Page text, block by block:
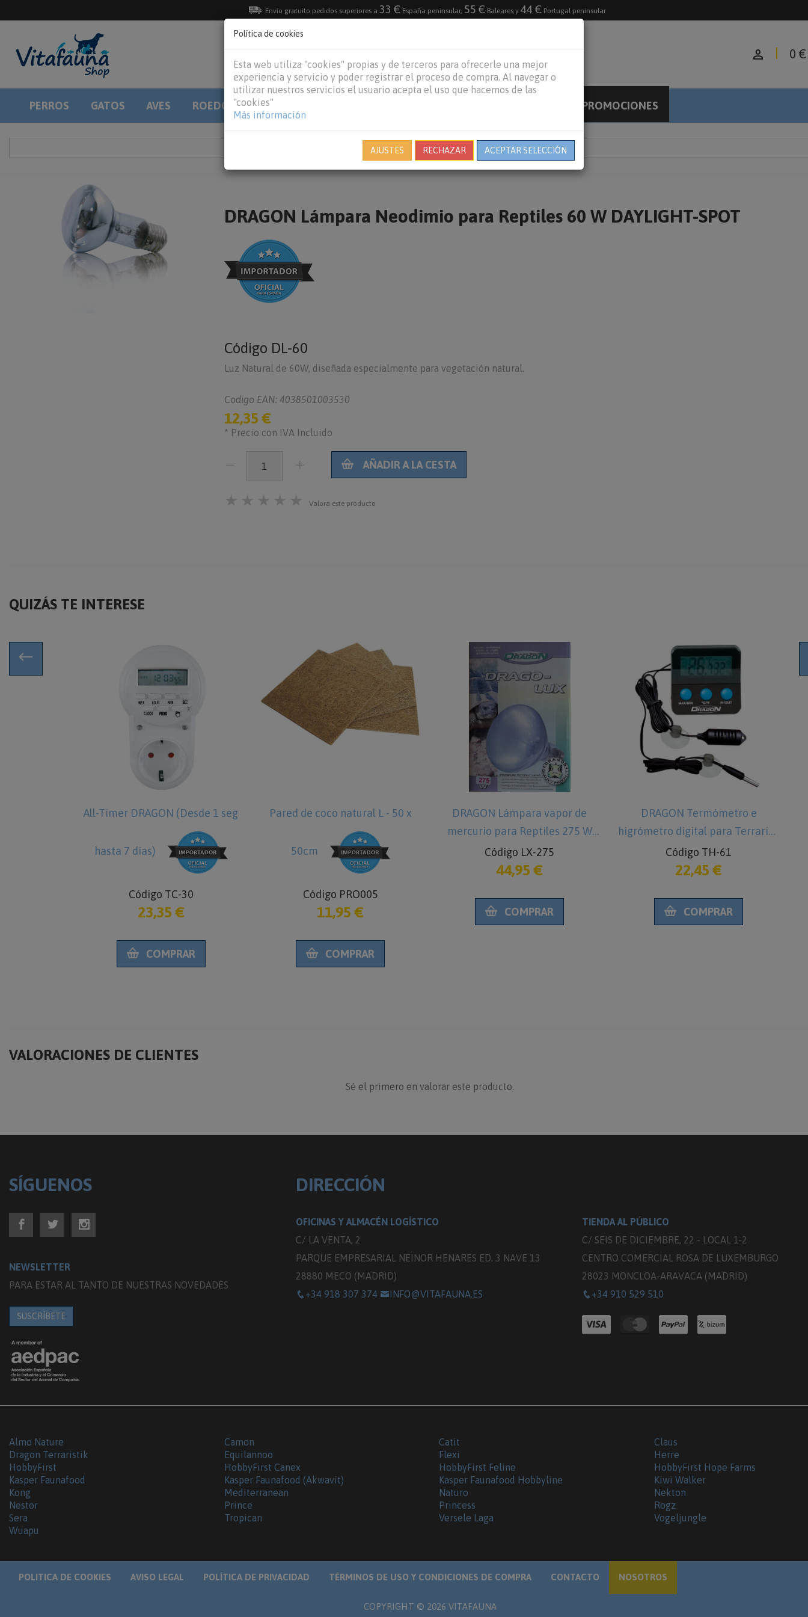
Envío gratuito pedidos superiores a 33 € España peninsular, 55 € Baleares y 44 € Portugal peninsular
DESTACADO
VACACIONES DE VERANO 2026 person 0 €
PERROS GATOS AVES ROEDORES REPTILES PROMOCIONES
DRAGON Lámpara Neodimio para Reptiles 60 W DAYLIGHT-SPOT
Código DL-60
Luz Natural de 60W, diseñada especialmente para vegetación natural.
Codigo EAN: 4038501003530
12,35 €
* Precio con IVA Incluido
AÑADIR A LA CESTA
★ ★ ★ ★ ★ Valora este producto
QUIZÁS TE INTERESE
All-Timer DRAGON (Desde 1 seg
hasta 7 días)
Código TC-30
23,35 €
COMPRAR
Pared de coco natural L - 50 x
50cm
Código PRO005
11,95 €
COMPRAR
DRAGON Lámpara vapor de
mercurio para Reptiles 275 W
Código LX-275
44,95 €
COMPRAR
DRAGON Termómetro e
higrómetro digital para Terrarios
Código TH-61
22,45 €
COMPRAR
VALORACIONES DE CLIENTES
Sé el primero en valorar este producto.
SÍGUENOS
NEWSLETTER
PARA ESTAR AL TANTO DE NUESTRAS NOVEDADES
SUSCRÍBETE
DIRECCIÓN
OFICINAS Y ALMACÉN LOGÍSTICO
C/ LA VENTA, 2
PARQUE EMPRESARIAL NEINOR HENARES ED. 3 NAVE 13
28880 MECO (MADRID)
+34 918 307 374
INFO@VITAFAUNA.ES
TIENDA AL PÚBLICO
C/ SEIS DE DICIEMBRE, 22 - LOCAL 1-2
CENTRO COMERCIAL ROSA DE LUXEMBURGO
28023 MONCLOA-ARAVACA (MADRID)
+34 910 529 510
Almo Nature Camon Catit
Claus
Dragon Terraristik
Equilannoo Flexi
Herre
HobbyFirst
HobbyFirst Canex HobbyFirst Feline
HobbyFirst Hope Farms
Kasper Faunafood
Kasper Faunafood (Akwavit) Kasper Faunafood Hobbyline
Kiwi Walker
Kong
Mediterranean Naturo
Nekton
Nestor
Prince Princess
Rogz
Sera
Tropican Versele Laga
Vogeljungle
Wuapu
POLITICA DE COOKIES AVISO LEGAL POLÍTICA DE PRIVACIDAD TÉRMINOS DE USO Y CONDICIONES DE COMPRA CONTACTO NOSOTROS
COPYRIGHT © 2026 VITAFAUNA
Política de cookies
Esta web utiliza "cookies" propias y de terceros para ofrecerle una mejor
experiencia y servicio y poder registrar el proceso de compra. Al navegar o
utilizar nuestros servicios el usuario acepta el uso que hacemos de las
"cookies"
Más información
AJUSTES RECHAZAR ACEPTAR SELECCIÓN